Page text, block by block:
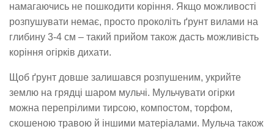
намагаючись не пошкодити коріння. Якщо можливості
розпушувати немає, просто проколіть ґрунт вилами на
глибину 3-4 см – такий прийом також дасть можливість
коріння огірків дихати.
Щоб ґрунт довше залишався розпушеним, укрийте
землю на грядці шаром мульчі. Мульчувати огірки
можна перепрілими тирсою, компостом, торфом,
скошеною травою й іншими матеріалами. Мульча також